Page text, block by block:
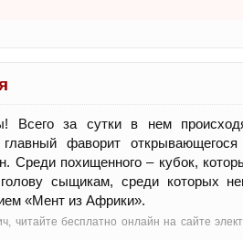
Всего за сутки в нем
фаворит
Среди похищенного – кубок,
сыщикам, среди которых
«Мент из Африки».
читайте бесплатно онлайн на сайте